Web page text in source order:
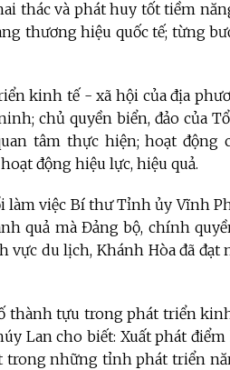
thác và phát huy tốt tiềm
thương hiệu quốc tế; từng
kinh tế - xã hội của địa
chủ quyền biển, đảo của
tâm thực hiện; hoạt động
động hiệu lực, hiệu quả.
làm việc Bí thư Tỉnh ủy Vĩnh
quả mà Đảng bộ, chính
vực du lịch, Khánh Hòa đã đạt
thành tựu trong phát triển
Lan cho biết: Xuất phát
trong những tỉnh phát triển